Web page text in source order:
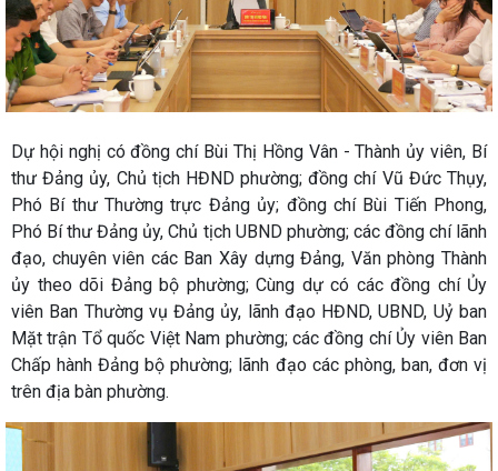
Dự hội nghị có đồng chí Bùi Thị Hồng Vân - Thành ủy viên, Bí
thư Đảng ủy, Chủ tịch HĐND phường; đồng chí Vũ Đức Thụy,
Phó Bí thư Thường trực Đảng ủy; đồng chí Bùi Tiến Phong,
Phó Bí thư Đảng ủy, Chủ tịch UBND phường; các đồng chí lãnh
đạo, chuyên viên các Ban Xây dựng Đảng, Văn phòng Thành
ủy theo dõi Đảng bộ phường; Cùng dự có các đồng chí Ủy
viên Ban Thường vụ Đảng ủy, lãnh đạo HĐND, UBND, Uỷ ban
Mặt trận Tổ quốc Việt Nam phường; các đồng chí Ủy viên Ban
Chấp hành Đảng bộ phường; lãnh đạo các phòng, ban, đơn vị
trên địa bàn phường.